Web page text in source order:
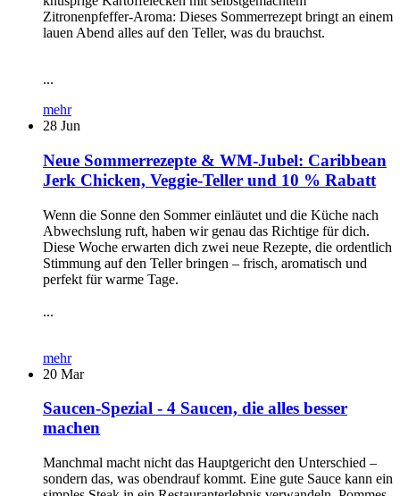
Zitronenpfeffer-Aroma: Dieses Sommerrezept bringt an einem
lauen Abend alles auf den Teller, was du brauchst.
...
mehr
28 Jun
Neue Sommerrezepte & WM-Jubel: Caribbean
Jerk Chicken, Veggie-Teller und 10 % Rabatt
Wenn die Sonne den Sommer einläutet und die Küche nach
Abwechslung ruft, haben wir genau das Richtige für dich.
Diese Woche erwarten dich zwei neue Rezepte, die ordentlich
Stimmung auf den Teller bringen – frisch, aromatisch und
perfekt für warme Tage.
...
mehr
20 Mar
Saucen-Spezial - 4 Saucen, die alles besser
machen
Manchmal macht nicht das Hauptgericht den Unterschied –
sondern das, was obendrauf kommt. Eine gute Sauce kann ein